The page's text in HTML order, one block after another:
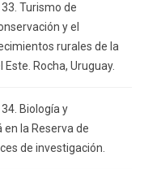
Turismo de
y el
rurales de la
Rocha, Uruguay.
Biología y
la Reserva de
de investigación.